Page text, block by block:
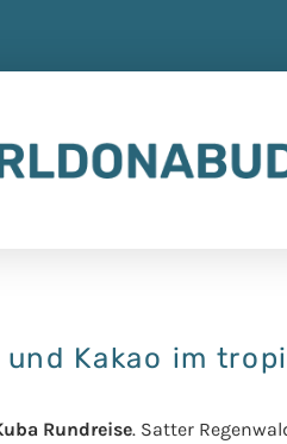
Kakao im
Rundreise. Satter